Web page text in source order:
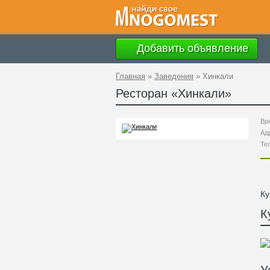
Добавить объявление
Главная » Заведения » Хинкали
Ресторан «Хинкали»